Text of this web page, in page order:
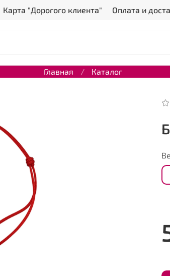
Карта "Дорогого клиента" Оплата и
Главная Каталог